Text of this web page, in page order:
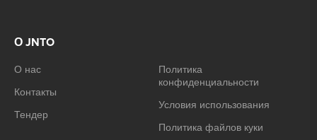
О JNTO
О нас
Контакты
Тендер
Политика
конфиденциальности
Условия использования
Политика файлов куки